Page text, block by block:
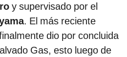
y supervisado por el
. El más reciente
dio por concluida
Gas, esto luego de